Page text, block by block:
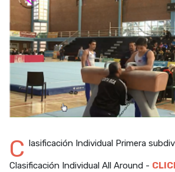
C lasificación Individual Primera
Clasificación Individual All Around -